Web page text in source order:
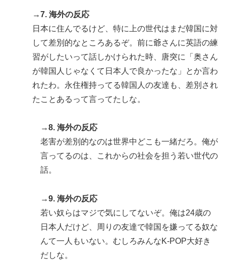
→7. 海外の反応
日本に住んでるけど、特に上の世代はまだ韓国に対
して差別的なところあるぞ。前に爺さんに英語の練
習がしたいって話しかけられた時、唐突に「奥さん
が韓国人じゃなくて日本人で良かったな」とか言わ
れたわ。永住権持ってる韓国人の友達も、差別され
たことあるって言ってたしな。
→8. 海外の反応
老害が差別的なのは世界中どこも一緒だろ。俺が
言ってるのは、これからの社会を担う若い世代の
話。
→9. 海外の反応
若い奴らはマジで気にしてないぞ。俺は24歳の
日本人だけど、周りの友達で韓国を嫌ってる奴な
んて一人もいない。むしろみんなK-POP大好き
だしな。